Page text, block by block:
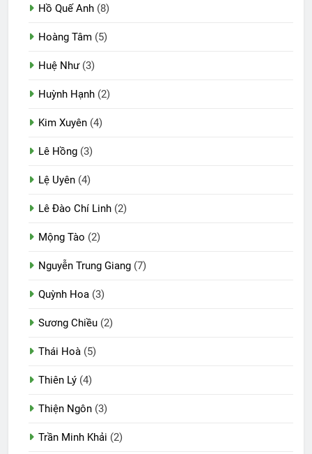
Hồ Quế Anh (8)
Hoàng Tâm (5)
Huệ Như(3)
Huỳnh Hạnh (2)
Kim Xuyên (4)
Lê Hồng (3)
Lệ Uyên (4)
Lê Đào Chí Linh (2)
Mộng Tào (2)
Nguyễn Trung Giang (7)
Quỳnh Hoa (3)
Sương Chiều (2)
Thái Hoà (5)
Thiên Lý (4)
Thiện Ngôn (3)
Trần Minh Khải (2)